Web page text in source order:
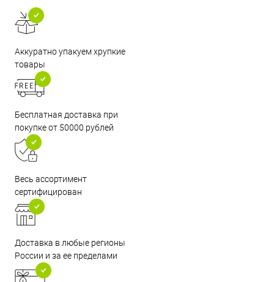
Аккуратно упакуем хрупкие
товары
Бесплатная доставка при
покупке от 50000 рублей
Весь ассортимент
сертифицирован
Доставка в любые регионы
России и за ее пределами